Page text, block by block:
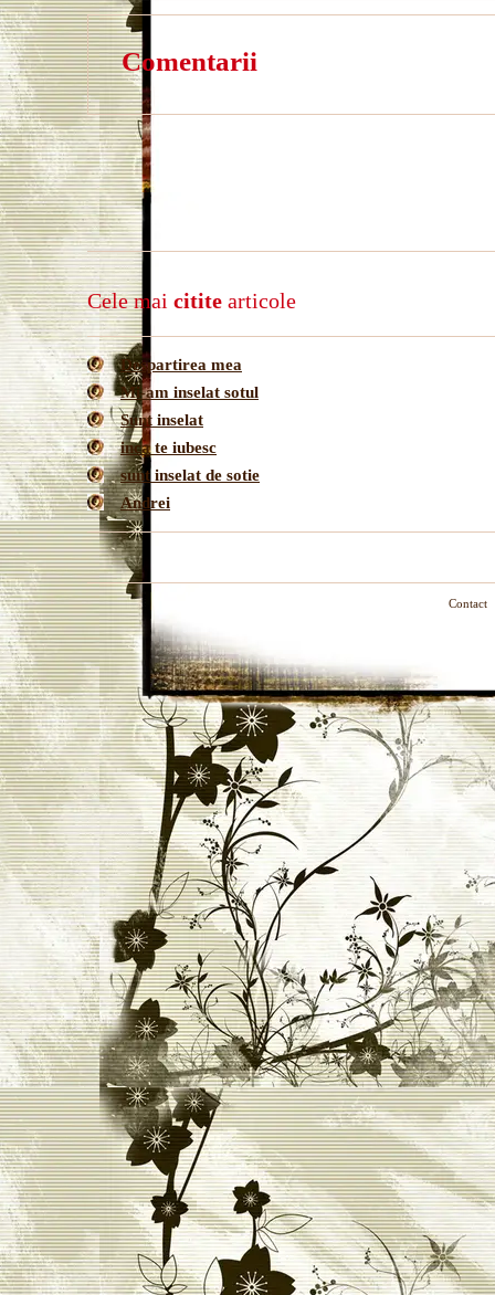
Comentarii
Cele mai citite articole
Despartirea mea
Mi-am inselat sotul
Sunt inselat
inca te iubesc
sunt inselat de sotie
Andrei
Contact